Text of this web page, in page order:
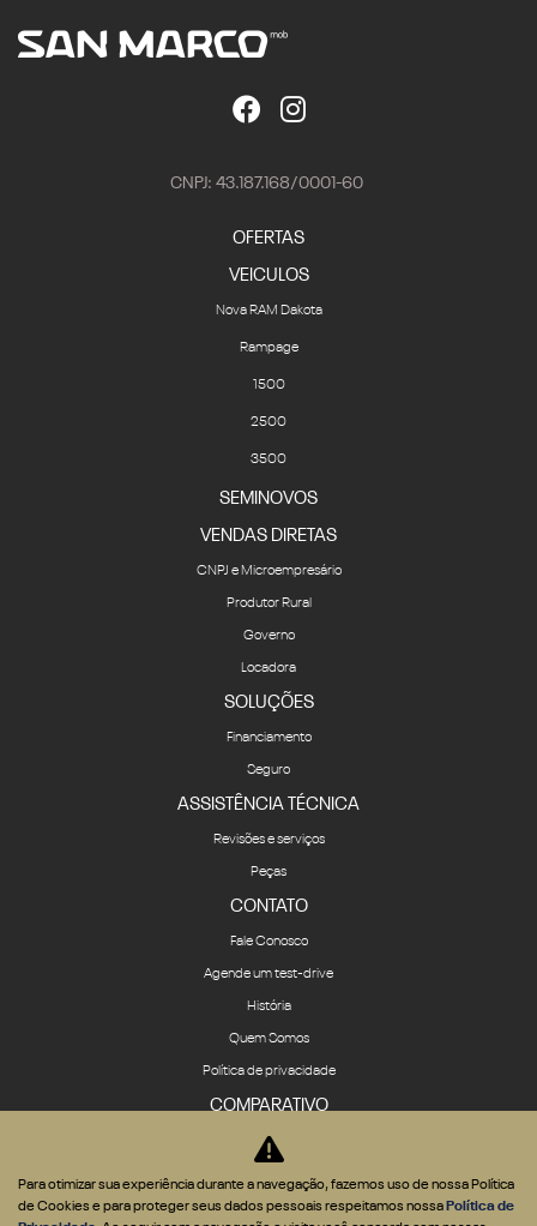
CNPJ: 43.187.168/0001-60
OFERTAS
VEICULOS
Nova RAM Dakota
Rampage
1500
2500
3500
SEMINOVOS
VENDAS DIRETAS
CNPJ e Microempresário
Produtor Rural
Governo
Locadora
SOLUÇÕES
Financiamento
Seguro
ASSISTÊNCIA TÉCNICA
Revisões e serviços
Peças
CONTATO
Fale Conosco
Agende um test-drive
História
Quem Somos
Política de privacidade
COMPARATIVO
Para otimizar sua experiência durante a navegação, fazemos uso de nossa Política
de Cookies e para proteger seus dados pessoais respeitamos nossa Política de